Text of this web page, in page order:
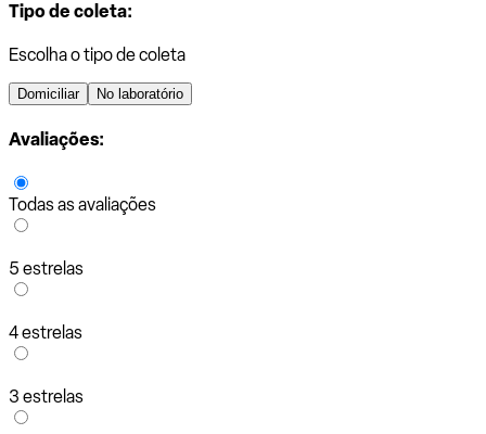
Tipo de coleta:
Escolha o tipo de coleta
Domiciliar No laboratório
Avaliações:
Todas as avaliações
5 estrelas
4 estrelas
3 estrelas